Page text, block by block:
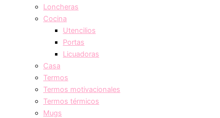
Loncheras
Cocina
Utencilios
Portas
Licuadoras
Casa
Termos
Termos motivacionales
Termos térmicos
Mugs